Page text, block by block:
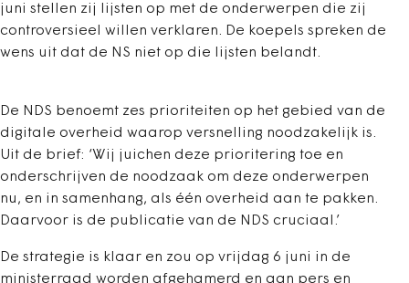
juni stellen zij lijsten op met de onderwerpen die zij
controversieel willen verklaren. De koepels spreken de
wens uit dat de NS niet op die lijsten belandt.
De NDS benoemt zes prioriteiten op het gebied van de
digitale overheid waarop versnelling noodzakelijk is.
Uit de brief: ‘Wij juichen deze prioritering toe en
onderschrijven de noodzaak om deze onderwerpen
nu, en in samenhang, als één overheid aan te pakken.
Daarvoor is de publicatie van de NDS cruciaal.’
De strategie is klaar en zou op vrijdag 6 juni in de
ministerraad worden afgehamerd en aan pers en